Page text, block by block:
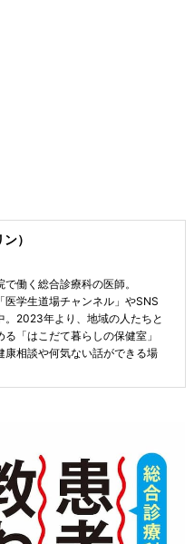
）
働く総合診療科の医師。
医学生道場チャンネル」やSNS
。2023年より、地域の人たちと
「はこだて暮らしの保健室」
康相談や何気ない話ができる場